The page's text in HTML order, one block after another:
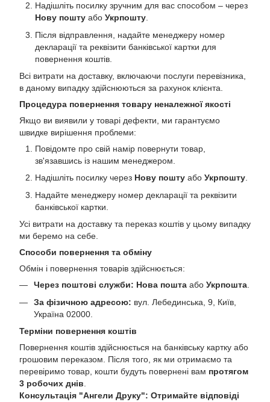
Надішліть посилку зручним для вас способом – через
Нову пошту або Укрпошту.
Після відправлення, надайте менеджеру номер
декларації та реквізити банківської картки для
повернення коштів.
Всі витрати на доставку, включаючи послуги перевізника,
в даному випадку здійснюються за рахунок клієнта.
Процедура повернення товару неналежної якості
Якщо ви виявили у товарі дефекти, ми гарантуємо
швидке вирішення проблеми:
Повідомте про свій намір повернути товар,
зв'язавшись із нашим менеджером.
Надішліть посилку через Нову пошту або Укрпошту.
Надайте менеджеру номер декларації та реквізити
банківської картки.
Усі витрати на доставку та переказ коштів у цьому випадку
ми беремо на себе.
Способи повернення та обміну
Обмін і повернення товарів здійснюється:
Через поштові служби: Нова пошта або Укрпошта.
За фізичною адресою: вул. Лебединська, 9, Київ,
Україна 02000.
Терміни повернення коштів
Повернення коштів здійснюється на банківську картку або
грошовим переказом. Після того, як ми отримаємо та
перевіримо товар, кошти будуть повернені вам протягом
3 робочих днів
Консультація "Ангели Друку": Отримайте відповіді